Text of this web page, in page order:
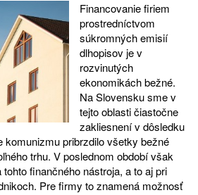
Financovanie firiem
prostredníctvom
súkromných emisií
dlhopisov je v
rozvinutých
ekonomikách bežné.
Na Slovensku sme v
tejto oblasti čiastočne
zakliesnení v dôsledku
komunizmu pribrzdilo všetky bežné
trhu. V poslednom období však
finančného nástroja, a to aj pri
Pre firmy to znamená možnosť